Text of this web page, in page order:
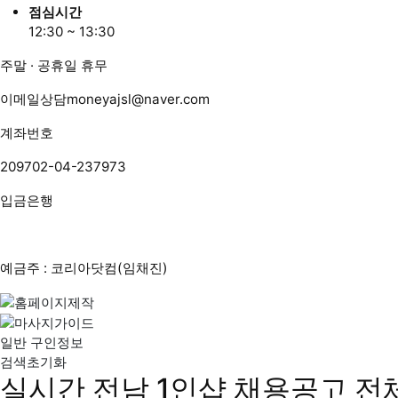
점심시간
12:30 ~ 13:30
주말 · 공휴일 휴무
이메일상담moneyajsl@naver.com
계좌번호
209702-04-237973
입금은행
예금주 : 코리아닷컴(임채진)
일반 구인정보
검색초기화
실시간 전남 1인샵 채용공고 전